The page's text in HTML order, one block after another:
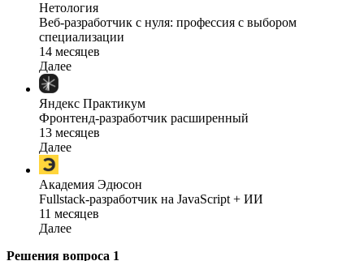
Нетология
Веб-разработчик с нуля: профессия с выбором
специализации
14 месяцев
Далее
Яндекс Практикум
Фронтенд-разработчик расширенный
13 месяцев
Далее
Академия Эдюсон
Fullstack-разработчик на JavaScript + ИИ
11 месяцев
Далее
Решения вопроса 1